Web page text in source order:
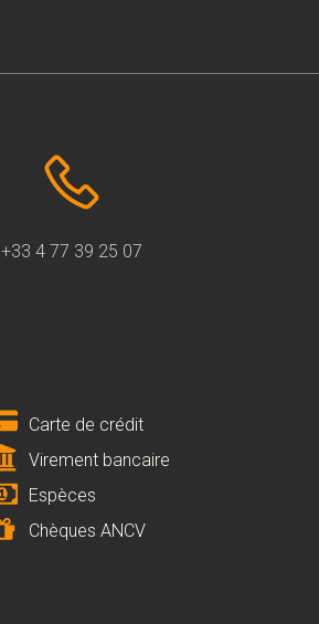
+33 4 77 39 25 07
Carte de crédit
Virement bancaire
Espèces
Chèques ANCV